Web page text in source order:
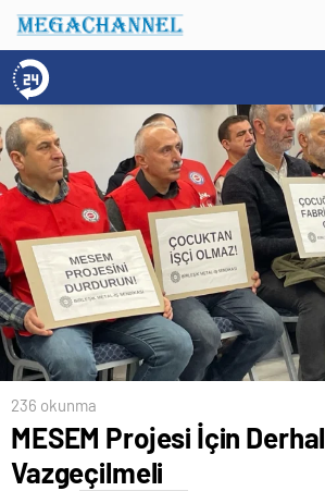
236 okunma
MESEM Projesi İçin Derhal
Vazgeçilmeli